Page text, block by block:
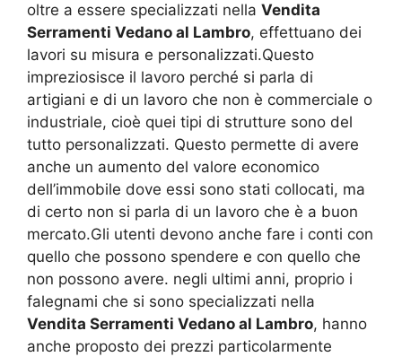
oltre a essere specializzati nella Vendita
Serramenti Vedano al Lambro, effettuano dei
lavori su misura e personalizzati.Questo
impreziosisce il lavoro perché si parla di
artigiani e di un lavoro che non è commerciale o
industriale, cioè quei tipi di strutture sono del
tutto personalizzati. Questo permette di avere
anche un aumento del valore economico
dell’immobile dove essi sono stati collocati, ma
di certo non si parla di un lavoro che è a buon
mercato.Gli utenti devono anche fare i conti con
quello che possono spendere e con quello che
non possono avere. negli ultimi anni, proprio i
falegnami che si sono specializzati nella
Vendita Serramenti Vedano al Lambro, hanno
anche proposto dei prezzi particolarmente